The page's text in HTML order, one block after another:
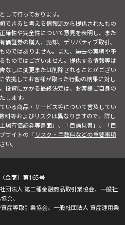
て行っております。
できると考える情報源から提供されたもの
確性や完全性について意見を表明し、また
証券の購入、売却、デリバティブ取引、
のではありません。また、過去の実績や予
ものではございません。提供する情報等は
なしに変更または削除されることがござい
依拠してお客様が取った行動の結果に対し
投資にかかる最終決定は、お客様ご自身の
します。
いる商品・サービス等について言及してい
料等およびリスクは異なりますので、詳し
場有価証券等書面」、「目論見書」、「目
サイトの「リスク・手数料などの重要事項
い。
金商）第165号
団法人 第二種金融商品取引業協会、一般社
会、
産等取引業協会、一般社団法人 資産運用業